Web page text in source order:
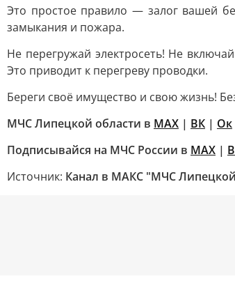
Это простое правило — залог вашей
замыкания и пожара.
Не перегружай электросеть! Не
Это приводит к перегреву проводки.
Береги своё имущество и свою жизнь!
МЧС Липецкой области в МАХ | ВК | Ок
Подписывайся на МЧС России в MAX |
Источник: Канал в МАКС "МЧС